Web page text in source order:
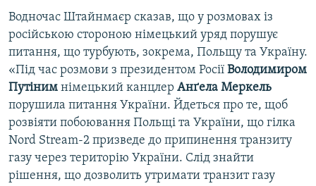
Водночас Штайнмаєр сказав, що у розмовах із
російською стороною німецький уряд порушує
питання, що турбують, зокрема, Польщу та Україну.
«Під час розмови з президентом Росії Володимиром
Путіним німецький канцлер Анґела Меркель
порушила питання України. Йдеться про те, щоб
розвіяти побоювання Польщі та України, що гілка
Nord Stream-2 призведе до припинення транзиту
газу через територію України. Слід знайти
рішення, що дозволить утримати транзит газу